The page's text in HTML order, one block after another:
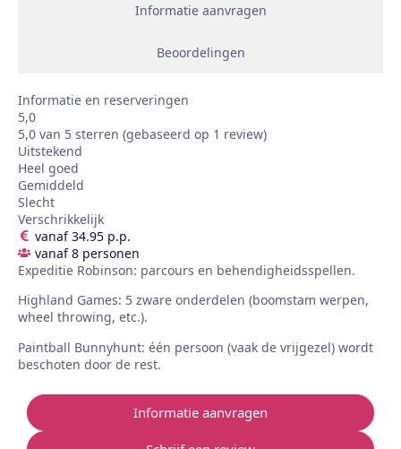
Informatie aanvragen
Beoordelingen
Informatie en reserveringen
5,0
5,0 van 5 sterren (gebaseerd op 1 review)
Uitstekend
Heel goed
Gemiddeld
Slecht
Verschrikkelijk
vanaf 34.95 p.p.
vanaf 8 personen
Expeditie Robinson: parcours en behendigheidsspellen.
Highland Games: 5 zware onderdelen (boomstam werpen,
wheel throwing, etc.).
Paintball Bunnyhunt: één persoon (vaak de vrijgezel) wordt
beschoten door de rest.
Informatie aanvragen